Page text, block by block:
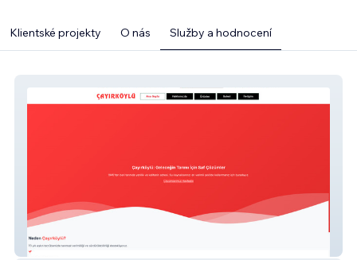
Klientské projekty O nás Služby a hodnocení
Çayırköylü Filtre